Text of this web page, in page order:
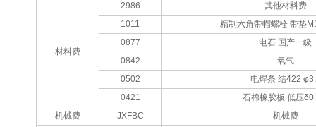
材料费
2986
其他材料费
1011
精制六角带帽螺栓 带垫
0877
电石 国产一级
0842
氧气
0502
电焊条 结422
0421
石棉橡胶板 低压
机械费
JXFBC
机械费